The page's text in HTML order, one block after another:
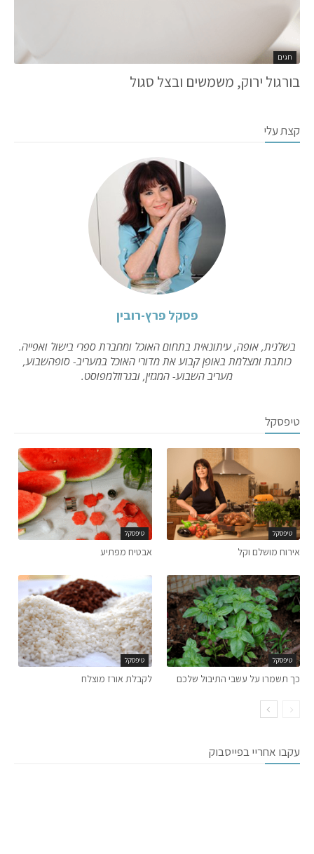
חגים
בורגול ירוק, משמשים ובצל סגול
קצת עלי
פסקל פרץ-רובין
בשלנית, אופה, עיתונאית בתחום האוכל ומחברת ספרי בישול ואפייה.
כותבת ומצלמת באופן קבוע את מדורי האוכל במעריב- סופהשבוע,
מעריב השבוע- המגזין, ובגרוזלמפוסט.
טיפסקל
טיפסקל
אירוח מושלם וקל
טיפסקל
אבטיח מפתיע
טיפסקל
כך תשמרו על עשבי התיבול שלכם
טיפסקל
לקבלת אורז מוצלח
עקבו אחריי בפייסבוק